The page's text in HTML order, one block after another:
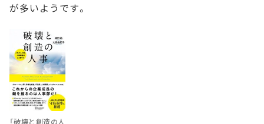
が多いようです。
「破壊と創造の人